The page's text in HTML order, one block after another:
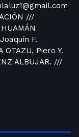
///
F.
OTAZU, Piero Y.
ALBUJAR. ///